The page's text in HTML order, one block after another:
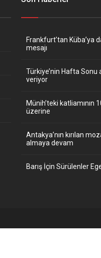
Frankfurt’tan Küba’ya
mesajı
Türkiye’nin Hafta
veriyor
Münih’teki katliamının
üzerine
Antakya’nın kırılan
almaya devam
Barış İçin Sürülenler